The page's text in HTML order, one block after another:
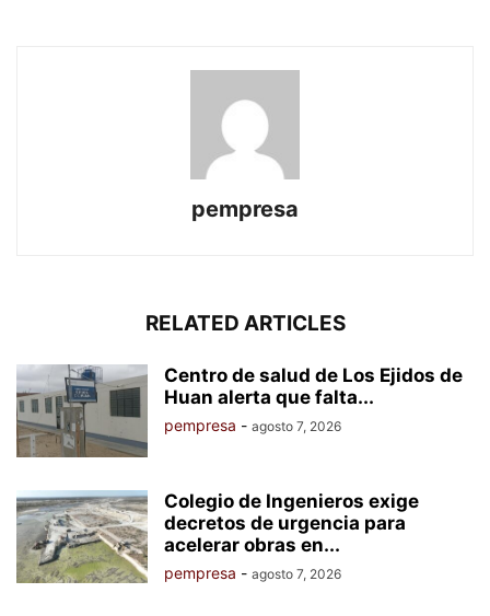
pempresa
RELATED ARTICLES
Centro de salud de Los Ejidos de
Huan alerta que falta...
pempresa - agosto 7, 2026
Colegio de Ingenieros exige
decretos de urgencia para
acelerar obras en...
pempresa - agosto 7, 2026